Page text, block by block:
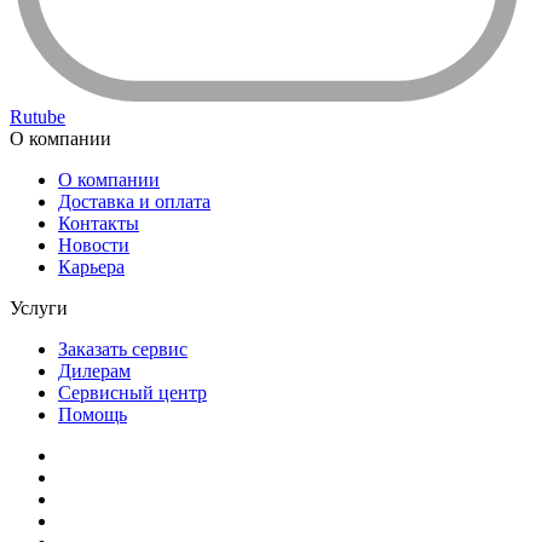
Rutube
О компании
О компании
Доставка и оплата
Контакты
Новости
Карьера
Услуги
Заказать сервис
Дилерам
Сервисный центр
Помощь